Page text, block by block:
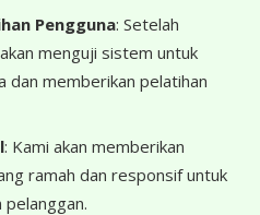
Pengguna: Setelah
menguji sistem untuk
dan memberikan pelatihan
: Kami akan memberikan
ramah dan responsif untuk